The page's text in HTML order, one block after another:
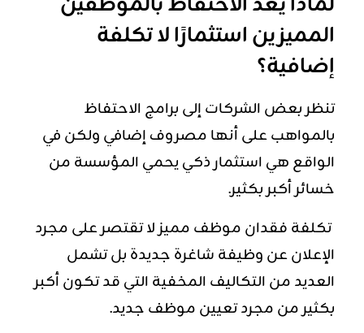
المميزين استثمارًا لا تكلفة
إضافية؟
تنظر بعض الشركات إلى برامج الاحتفاظ
بالمواهب على أنها مصروف إضافي ولكن في
الواقع هي استثمار ذكي يحمي المؤسسة من
خسائر أكبر بكثير.
تكلفة فقدان موظف مميز لا تقتصر على مجرد
الإعلان عن وظيفة شاغرة جديدة بل تشمل
العديد من التكاليف المخفية التي قد تكون أكبر
بكثير من مجرد تعيين موظف جديد.